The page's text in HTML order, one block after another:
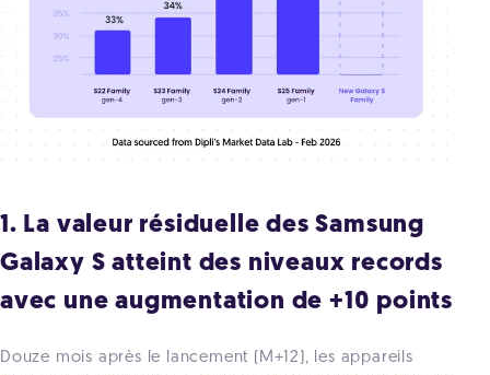
1. La valeur résiduelle des Samsung
Galaxy S atteint des niveaux records
avec une augmentation de +10 points
Douze mois après le lancement (M+12), les appareils